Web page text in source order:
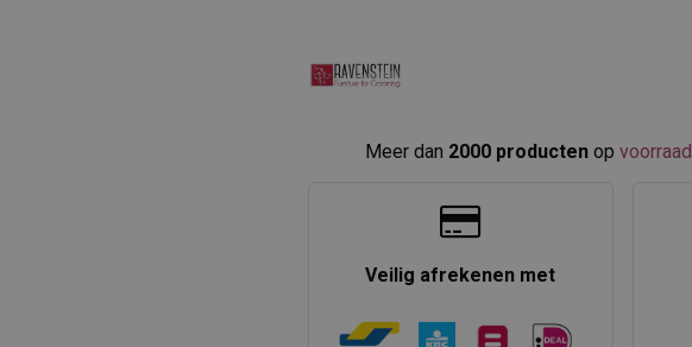
Meer dan 2000 producten op voorraad
Veilig afrekenen met